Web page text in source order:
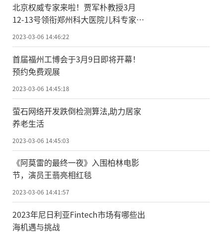
北京权威专家来啦！贾军朴教授3月
12-13号领衔郑州科大医院儿科专家组
成员联合会诊
2023-03-06 14:46:22
首届福州工博会于3月9日即将开幕！
预约免费观展
2023-03-06 14:45:18
萤石网络开发跌倒检测算法,助力居家
养老生活
2023-03-06 14:45:03
《阿莫雷的最终一夜》入围柏林电影
节，演员王翡亮相红毯
2023-03-06 14:41:57
2023年尼日利亚Fintech市场有哪些出
海机遇与挑战